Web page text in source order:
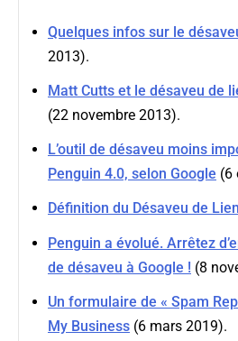
Quelques infos sur le
2013).
Matt Cutts et le désaveu de
(22 novembre 2013).
L’outil de désaveu moins
Penguin 4.0, selon Google (6
Définition du Désaveu de Lien
Penguin a évolué. Arrêtez
de désaveu à Google !(8
Un formulaire de « Spam
My Business(6 mars 2019).